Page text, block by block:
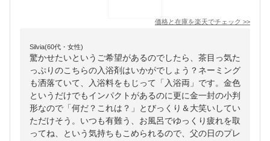
価格と在庫を楽天でチェック >>
Silvia(60代・女性)
驚かせたいというご希望があるのでしたら、茶目っ気た
っぷりのこちらの入浴剤はいかがでしょう？ネーミング
も洒落ていて、入浴料をもじって「入浴両」です。金色
というだけでもインパクトがあるのに更に金一封の小判
形なので「何だ？これは？」とびっくり＆大笑いしてい
ただけそう。いつも有難う、お風呂でゆっくり疲れを取
ってね、という気持ちもこめられるので、父の日のプレ